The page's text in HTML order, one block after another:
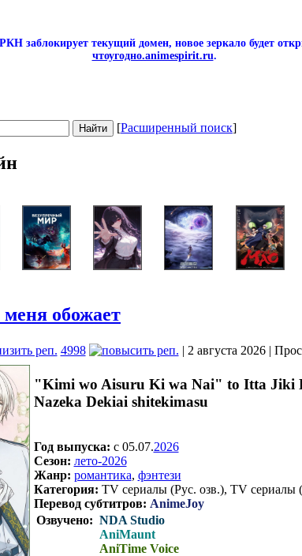
заблокирует текущий домен, новое зеркало будет
чтоугодно.animespirit.ru.
[Расширенный поиск]
обожает
4998 | 2 августа 2026 |
"Kimi wo Aisuru Ki wa Nai" to Itta Jiki
Nazeka Dekiai shitekimasu
Год выпуска: c 05.07.2026
Сезон: лето-2026
Жанр: романтика, фэнтези
Категория: TV сериалы (Рус. озв.), TV сериалы
Перевод субтитров: AnimeJoy
Озвучено: NDA Studio
AniMaunt
AniTime Voice